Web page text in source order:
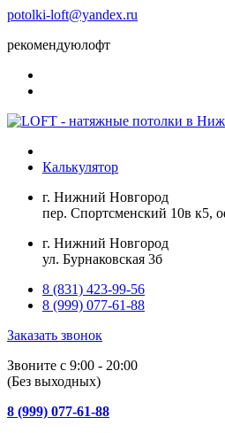
potolki-loft@yandex.ru
рекомендуюлофт
Калькулятор
г. Нижний Новгород
пер. Спортсменский 10в к5,
г. Нижний Новгород
ул. Бурнаковская 3б
8 (831) 423-99-56
8 (999) 077-61-88
Заказать звонок
Звоните с 9:00 - 20:00
(Без выходных)
8 (999) 077-61-88